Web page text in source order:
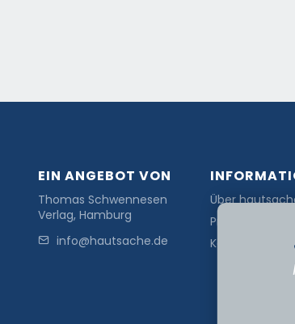
EIN ANGEBOT VON
Thomas Schwennesen
Verlag, Hamburg
info@hautsache.de
Über
Presse
Kontakt